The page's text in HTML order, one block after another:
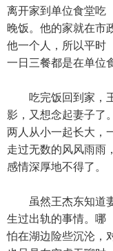
离开家到单位食堂吃
晚饭。他的家就在市
他一个人，所以平时
一日三餐都是在单位
吃完饭回到家，王
影，又想念起妻子了。
两人从小一起长大，
走过无数的风风雨雨，
感情深厚地不得了。
虽然王杰东知道妻
生过出轨的事情。哪
怕在湖边险些沉沦，